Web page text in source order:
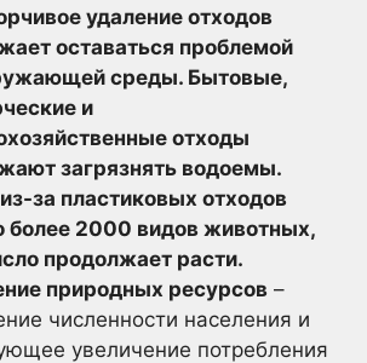
удаление отходов
оставаться проблемой
среды. Бытовые,
и
отходы
загрязнять водоемы.
за пластиковых отходов
более 2000 видов животных,
продолжает расти.
природных ресурсов –
численности населения и
увеличение потребления